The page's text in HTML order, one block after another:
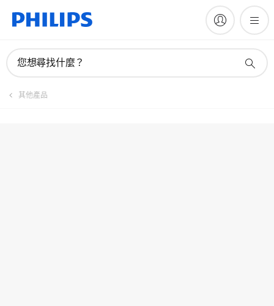
您想尋找什麼？
其他產品
註冊產品